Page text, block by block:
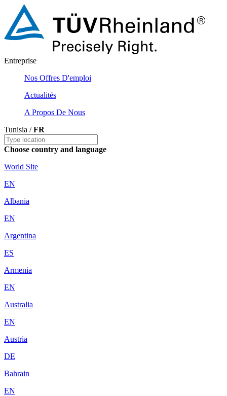
Entreprise
Nos Offres D'emploi
Actualités
A Propos De Nous
Tunisia /FR
Choose country and language
World Site
EN
Albania
EN
Argentina
ES
Armenia
EN
Australia
EN
Austria
DE
Bahrain
EN